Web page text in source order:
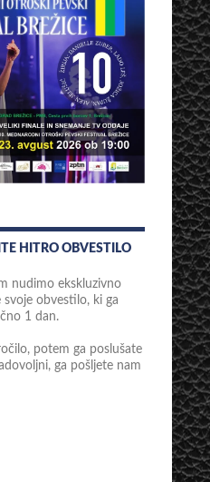
HITRO OBVESTILO
nudimo ekskluzivno
obvestilo, ki ga
1 dan.
potem ga poslušate
ga pošljete nam